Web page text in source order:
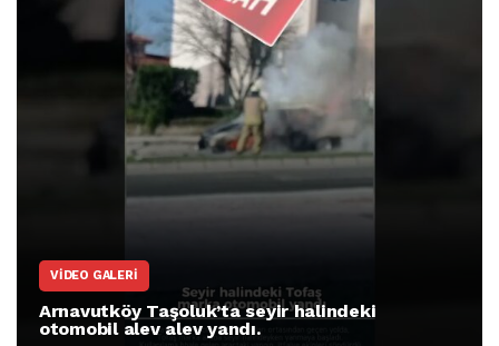
VIDEO GALERI
Arnavutköy Taşoluk’ta seyir halindeki
otomobil alev alev yandı.